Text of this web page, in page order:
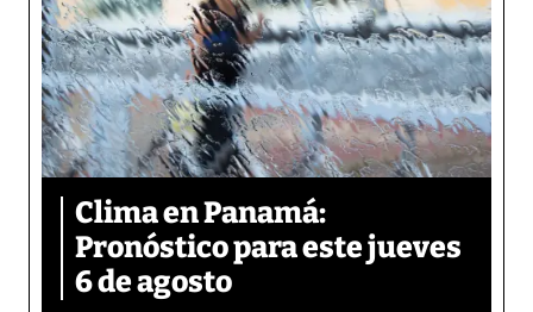
Clima en Panamá:
Pronóstico para este jueves
6 de agosto